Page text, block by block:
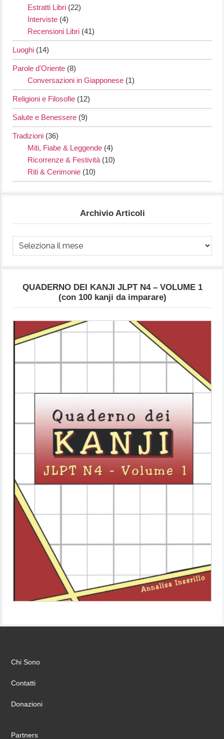
Estratti Libri (22)
Interviste (4)
Recensioni Libri (41)
Luoghi (14)
Parole d'Oriente (8)
Conversazioni in Giapponese (1)
Religioni e Filosofie (12)
Salute e Benessere (9)
Tradizioni (36)
Miti, Fiabe & Leggende (4)
Ricorrenze & Festività (10)
Riti & Cerimonie (10)
Archivio Articoli
Archivio
Articoli
QUADERNO DEI KANJI JLPT N4 – VOLUME 1
(con 100 kanji da imparare)
Chi Sono
Contatti
Donazioni
Partners